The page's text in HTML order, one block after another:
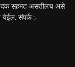
सहमत असतीलच असे
येईल. संपर्क :-